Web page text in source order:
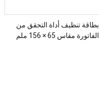
بطاقة تنظيف أداة التحقق من
الفاتورة مقاس 65 × 156 ملم